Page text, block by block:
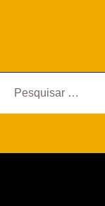
por: